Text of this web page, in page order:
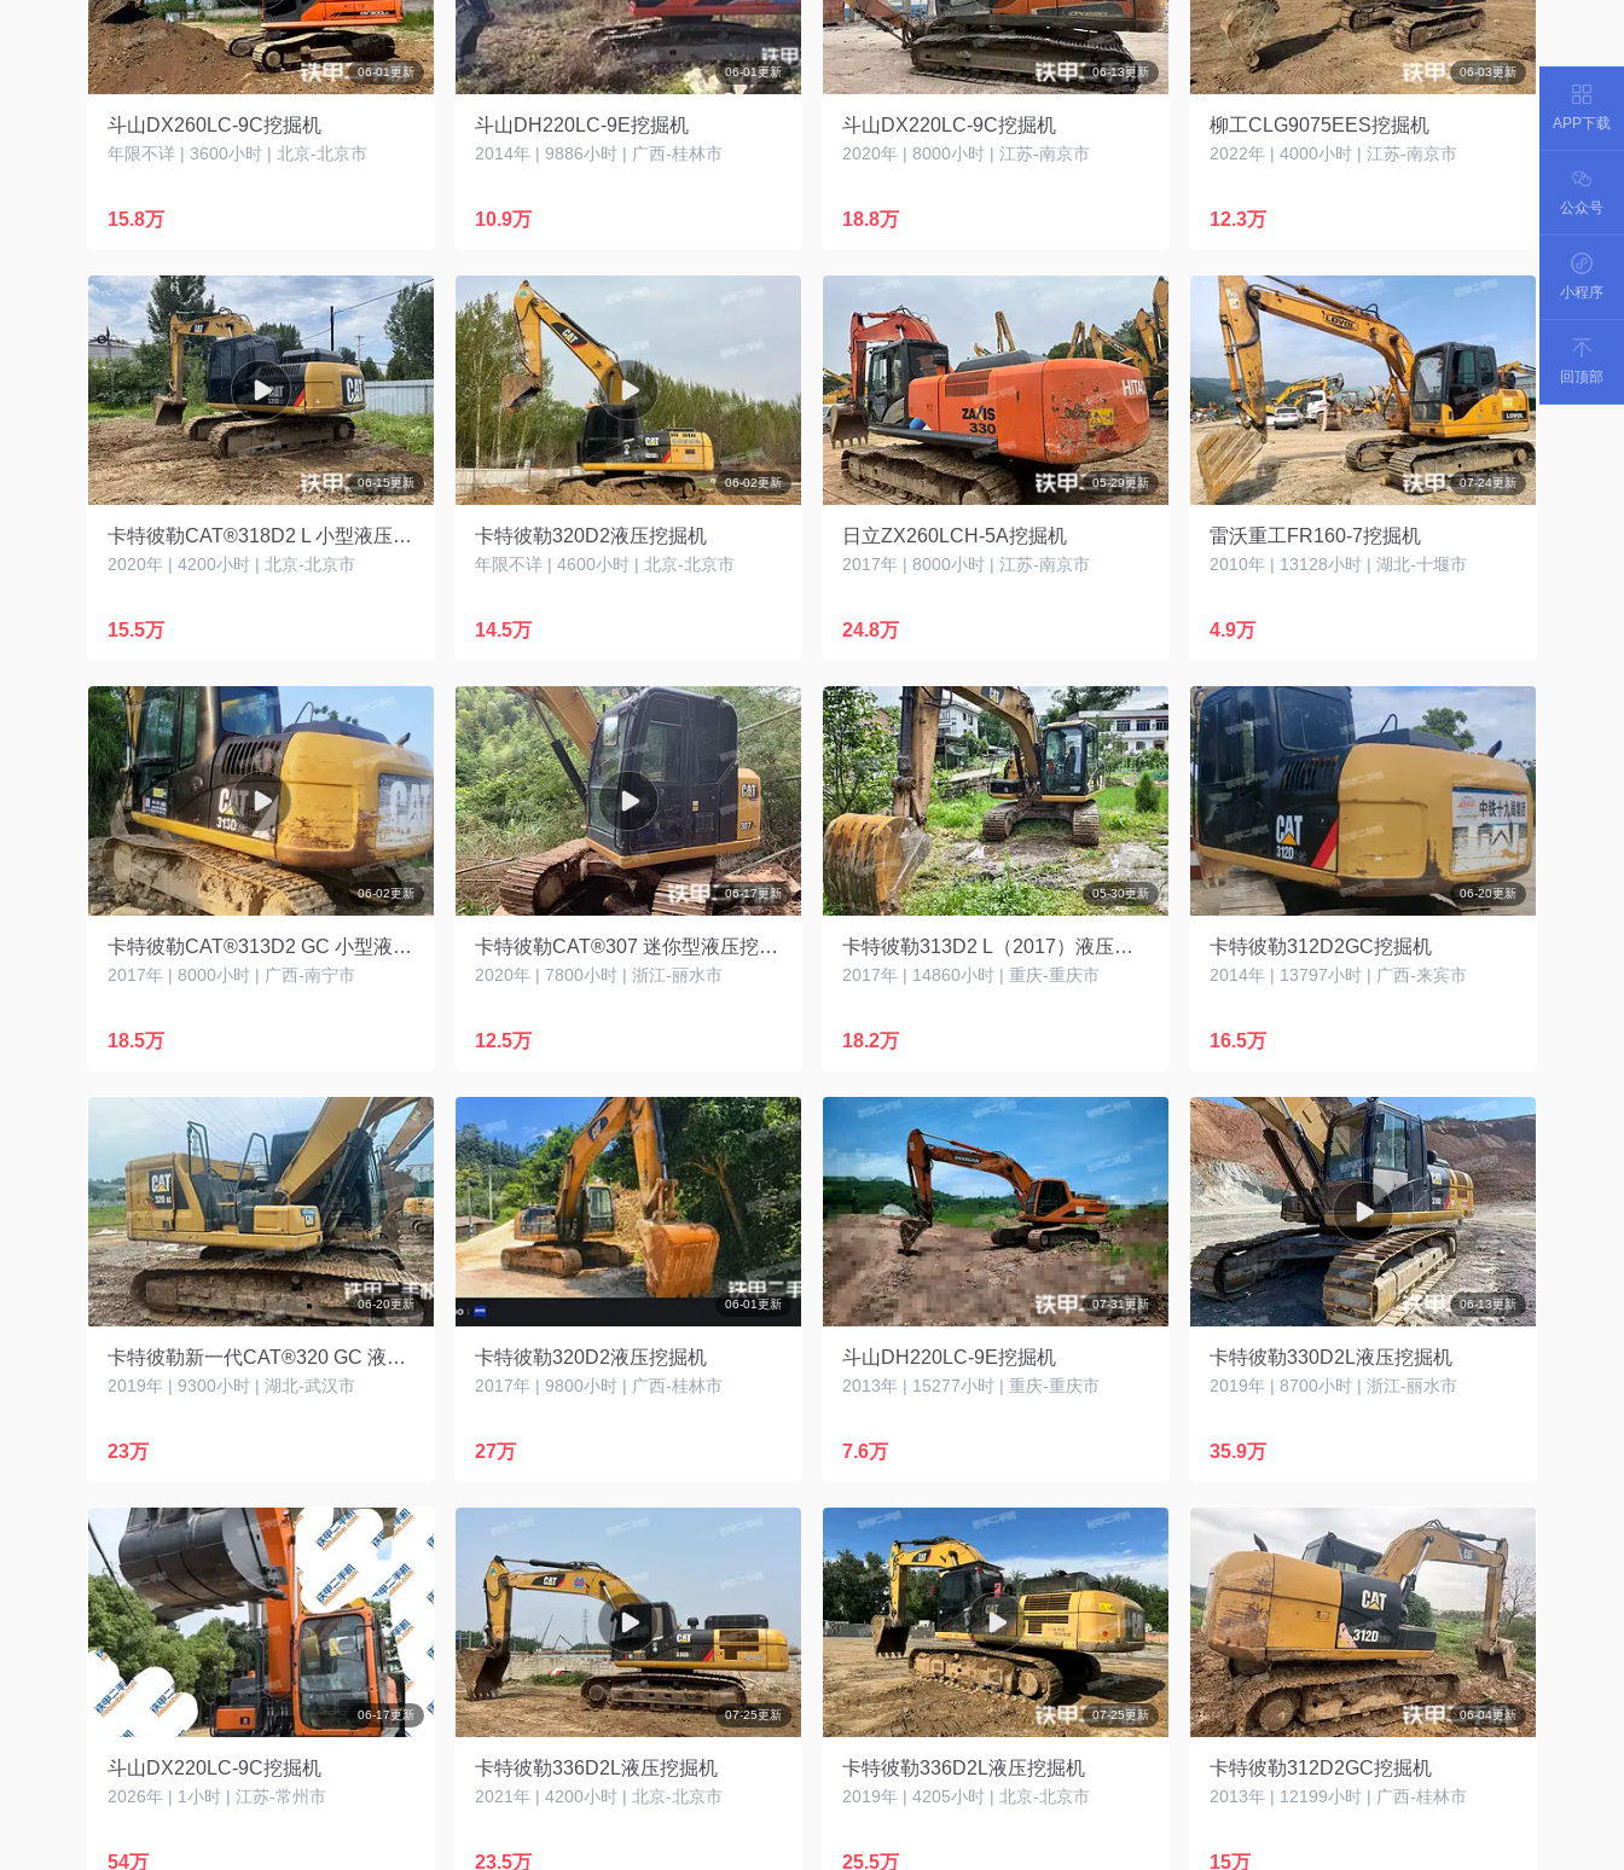
06-01更新
斗山DX260LC-9C挖掘机
年限不详 | 3600小时 | 北京-北京市
15.8万
06-01更新
斗山DH220LC-9E挖掘机
2014年 | 9886小时 | 广西-桂林市
10.9万
06-13更新
斗山DX220LC-9C挖掘机
2020年 | 8000小时 | 江苏-南京市
18.8万
06-03更新
柳工CLG9075EES挖掘机
2022年 | 4000小时 | 江苏-南京市
12.3万
06-15更新
卡特彼勒CAT®318D2 L 小型液压挖掘机
2020年 | 4200小时 | 北京-北京市
15.5万
06-02更新
卡特彼勒320D2液压挖掘机
年限不详 | 4600小时 | 北京-北京市
14.5万
05-29更新
日立ZX260LCH-5A挖掘机
2017年 | 8000小时 | 江苏-南京市
24.8万
07-24更新
雷沃重工FR160-7挖掘机
2010年 | 13128小时 | 湖北-十堰市
4.9万
06-02更新
卡特彼勒CAT®313D2 GC 小型液压挖掘机
2017年 | 8000小时 | 广西-南宁市
18.5万
06-17更新
卡特彼勒CAT®307 迷你型液压挖掘机
2020年 | 7800小时 | 浙江-丽水市
12.5万
05-30更新
卡特彼勒313D2 L（2017）液压挖掘机
2017年 | 14860小时 | 重庆-重庆市
18.2万
06-20更新
卡特彼勒312D2GC挖掘机
2014年 | 13797小时 | 广西-来宾市
16.5万
06-20更新
卡特彼勒新一代CAT®320 GC 液压挖掘机
2019年 | 9300小时 | 湖北-武汉市
23万
06-01更新
卡特彼勒320D2液压挖掘机
2017年 | 9800小时 | 广西-桂林市
27万
07-31更新
斗山DH220LC-9E挖掘机
2013年 | 15277小时 | 重庆-重庆市
7.6万
06-13更新
卡特彼勒330D2L液压挖掘机
2019年 | 8700小时 | 浙江-丽水市
35.9万
06-17更新
斗山DX220LC-9C挖掘机
2026年 | 1小时 | 江苏-常州市
54万
07-25更新
卡特彼勒336D2L液压挖掘机
2021年 | 4200小时 | 北京-北京市
23.5万
07-25更新
卡特彼勒336D2L液压挖掘机
2019年 | 4205小时 | 北京-北京市
25.5万
06-04更新
卡特彼勒312D2GC挖掘机
2013年 | 12199小时 | 广西-桂林市
15万
APP下载
公众号
小程序
回顶部